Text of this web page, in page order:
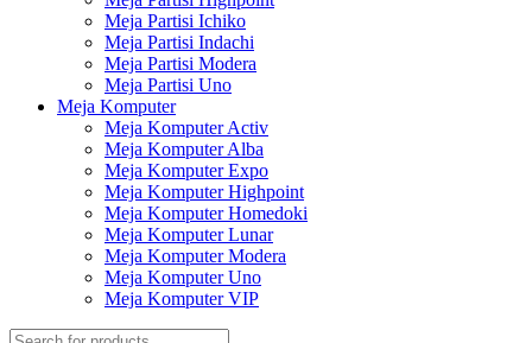
Meja Partisi Ichiko
Meja Partisi Indachi
Meja Partisi Modera
Meja Partisi Uno
Meja Komputer
Meja Komputer Activ
Meja Komputer Alba
Meja Komputer Expo
Meja Komputer Highpoint
Meja Komputer Homedoki
Meja Komputer Lunar
Meja Komputer Modera
Meja Komputer Uno
Meja Komputer VIP